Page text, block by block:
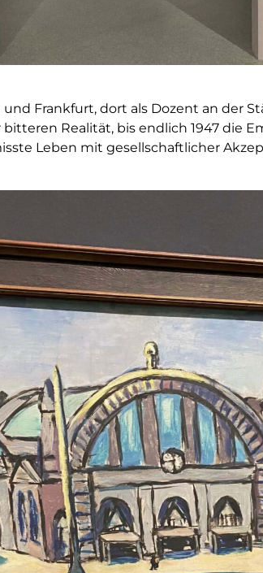
Frankfurt, dort als Dozent an der
Realität, bis endlich 1947 die
Leben mit gesellschaftlicher